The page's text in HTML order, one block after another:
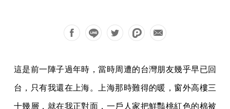
這是前一陣子過年時，當時周遭的台灣朋友幾乎早已回
台，只有我還在上海。上海那時難得的暖，窗外高樓三
十幾層，就在我正對面，一戶人家把鮮豔桃紅色的棉被